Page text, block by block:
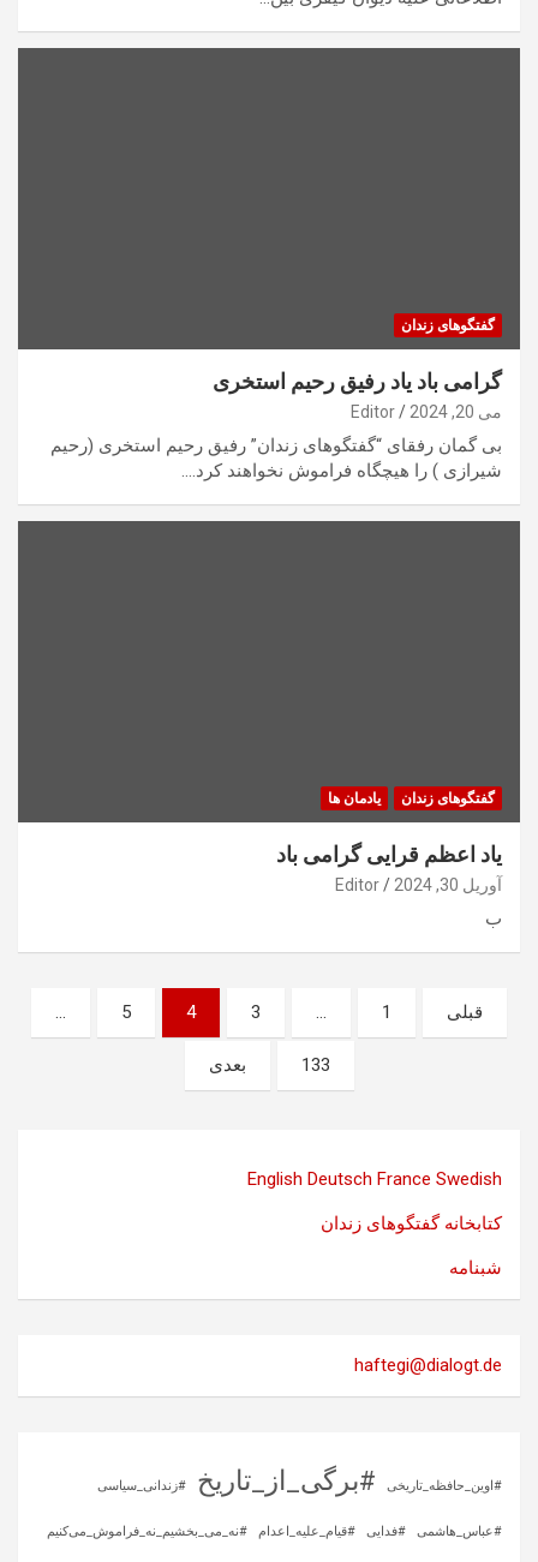
گفتگوهای زندان
گرامی باد یاد رفیق رحیم استخری
می 20, 2024 Editor
بی گمان رفقای “گفتگوهای زندان” رفیق رحیم استخری (رحیم
شیرازی ) را هیچگاه فراموش نخواهند کرد.…
گفتگوهای زندان یادمان ها
یاد اعظم قرایی گرامی باد
آوریل 30, 2024 Editor
ب
صفحه‌بندی
نوشته‌ها
قبلی 1
…
3
4
5
…
133 بعدی
English Deutsch France Swedish
کتابخانه گفتگوهای زندان
شبنامه
haftegi@dialogt.de
#اوین_حافظه_تاریخی #برگی_از_تاریخ #زندانی_سیاسی
#عباس_هاشمی #فدایی #قیام_علیه_اعدام #نه_می_بخشیم_نه_فراموش_می‌کنیم